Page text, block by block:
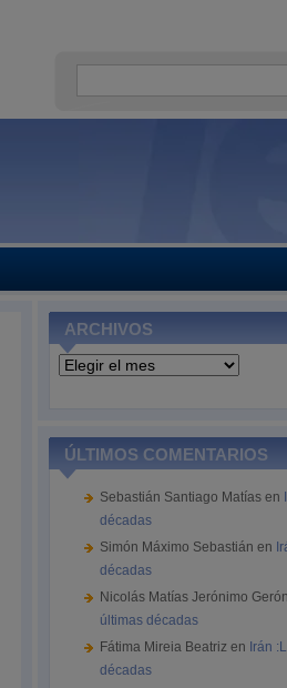
ARCHIVOS
Archivos
ÚLTIMOS COMENTARIOS
Sebastián Santiago Matías en
décadas
Simón Máximo Sebastián en
décadas
Nicolás Matías Jerónimo
últimas décadas
Fátima Mireia Beatriz en Irán
décadas